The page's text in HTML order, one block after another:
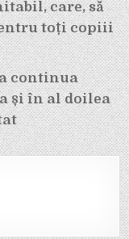
care, să
toți copiii
continua
și în al doilea